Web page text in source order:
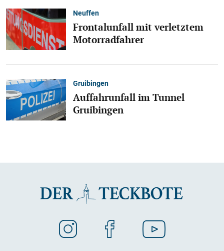
Neuffen
Frontalunfall mit verletztem
Motorradfahrer
Gruibingen
Auffahrunfall im Tunnel
Gruibingen